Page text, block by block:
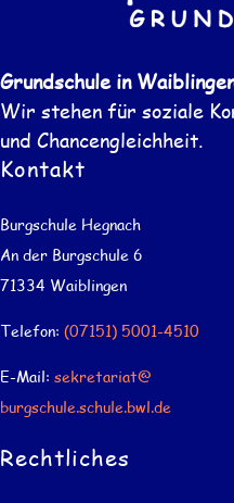
Grundschule in
Wir stehen für soziale
und Chancengleichheit.
Kontakt
Burgschule Hegnach
An der Burgschule 6
71334 Waiblingen
Telefon: (07151) 5001-4510
E-Mail: sekretariat@
burgschule.schule.bwl.de
Rechtliches